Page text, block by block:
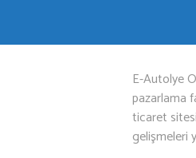
E-Autolye
pazarlama
ticaret
gelişmeleri